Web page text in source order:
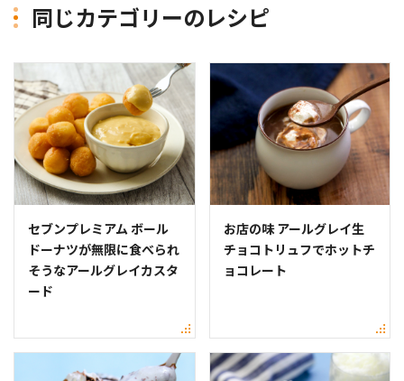
同じカテゴリーのレシピ
セブンプレミアム ボール
ドーナツが無限に食べられ
そうなアールグレイカスタ
ード
お店の味 アールグレイ生
チョコトリュフでホットチ
ョコレート